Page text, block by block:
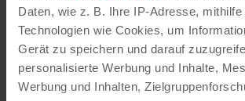
Daten, wie z. B. Ihre IP-Adresse, mithilfe
Technologien wie Cookies, um
Gerät zu speichern und darauf
personalisierte Werbung und Inhalte,
Werbung und Inhalten,